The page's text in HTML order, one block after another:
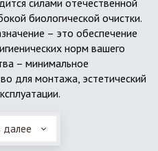
биологической очистки.
– это обеспечение
норм вашего
– минимальное
для монтажа, эстетический
далее